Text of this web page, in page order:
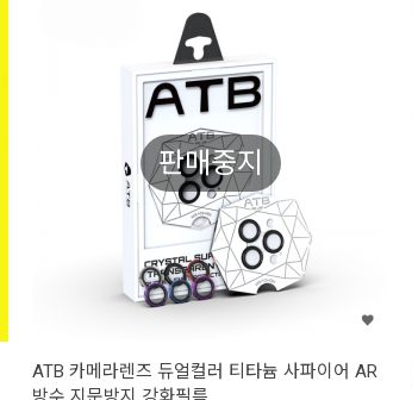
판매중지
ATB 카메라렌즈 듀얼컬러 티타늄 사파이어 AR